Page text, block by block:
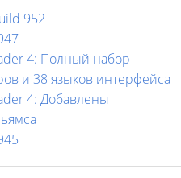
952
4: Полный набор
и 38 языков интерфейса
4: Добавлены